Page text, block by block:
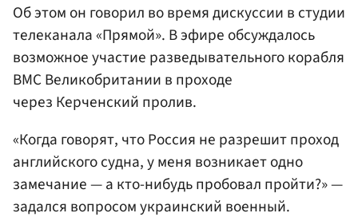
Об этом он говорил во время дискуссии в студии
телеканала «Прямой». В эфире обсуждалось
возможное участие разведывательного корабля
ВМС Великобритании в проходе
через Керченский пролив.
«Когда говорят, что Россия не разрешит проход
английского судна, у меня возникает одно
замечание — а кто-нибудь пробовал пройти?» —
задался вопросом украинский военный.